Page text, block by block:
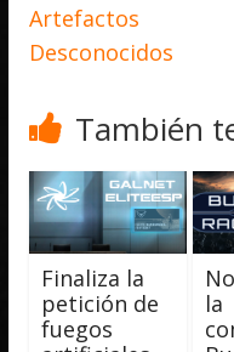
Artefactos
Desconocidos
También
Finaliza la
petición de
fuegos
la